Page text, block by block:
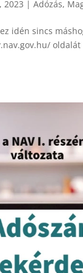
2023 |Adózás,
idén sincs